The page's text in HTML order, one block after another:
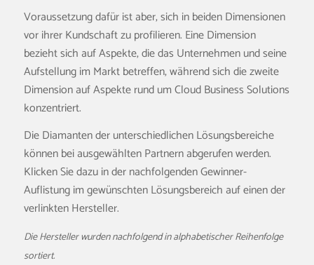
Voraussetzung dafür ist aber, sich in beiden Dimensionen
vorihrer Kundschaftzu profilieren. Eine Dimension
bezieht sich auf Aspekte, die das Unternehmen und seine
Aufstellung im Markt betreffen, während sich die zweite
Dimension auf Aspekte rund um Cloud Business Solutions
konzentriert.
Die Diamanten der unterschiedlichen Lösungsbereiche
können bei ausgewählten Partnern abgerufen werden.
Klicken Sie dazu in der nachfolgenden Gewinner-
Auflistung im gewünschten Lösungsbereich auf einen der
verlinkten Hersteller.
Die Hersteller wurden nachfolgend in alphabetischer Reihenfolge
sortiert.